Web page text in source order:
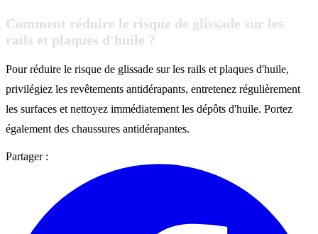
Comment réduire le risque de glissade sur les
rails et plaques d'huile ?
Pour réduire le risque de glissade sur les rails et plaques d'huile,
privilégiez les revêtements antidérapants, entretenez régulièrement
les surfaces et nettoyez immédiatement les dépôts d'huile. Portez
également des chaussures antidérapantes.
Partager :